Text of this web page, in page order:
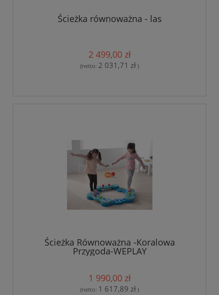
Ścieżka równoważna - las
2 499,00 zł
(netto: 2 031,71 zł )
Ścieżka Równoważna -Koralowa
Przygoda-WEPLAY
1 990,00 zł
(netto: 1 617,89 zł )